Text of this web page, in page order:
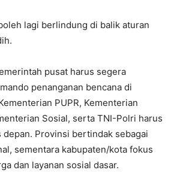
lagi berlindung di balik aturan
pusat harus segera
penanganan bencana di
PUPR, Kementerian
Sosial, serta TNI-Polri harus
depan. Provinsi bertindak sebagai
sementara kabupaten/kota fokus
dan layanan sosial dasar.